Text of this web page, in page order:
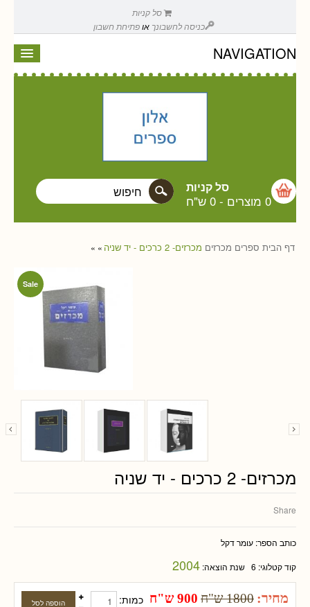
סל קניות
כניסה לחשבונך אופתיחת חשבון
NAVIGATION
סל קניות
0 מוצרים - 0 ש"ח
דף הבית » ספרים מכרזים » מכרזים- 2 כרכים - יד שניה
Sale
מכרזים- 2 כרכים - יד שניה
Share
כותב הספר: עומר דקל
קוד קטלוגי: 6 שנת הוצאה: 2004
מחיר: 1800 ש"ח 900 ש"ח כמות: